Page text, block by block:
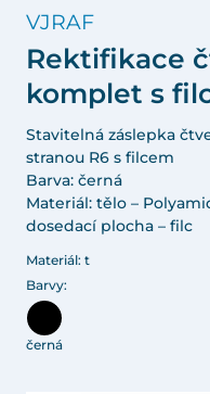
VJRAF
Rektifikace
komplet s
Stavitelná záslepka
stranou R6 s filcem
Barva: černá
Materiál: tělo –
dosedací plocha – filc
Materiál: t
Barvy:
černá